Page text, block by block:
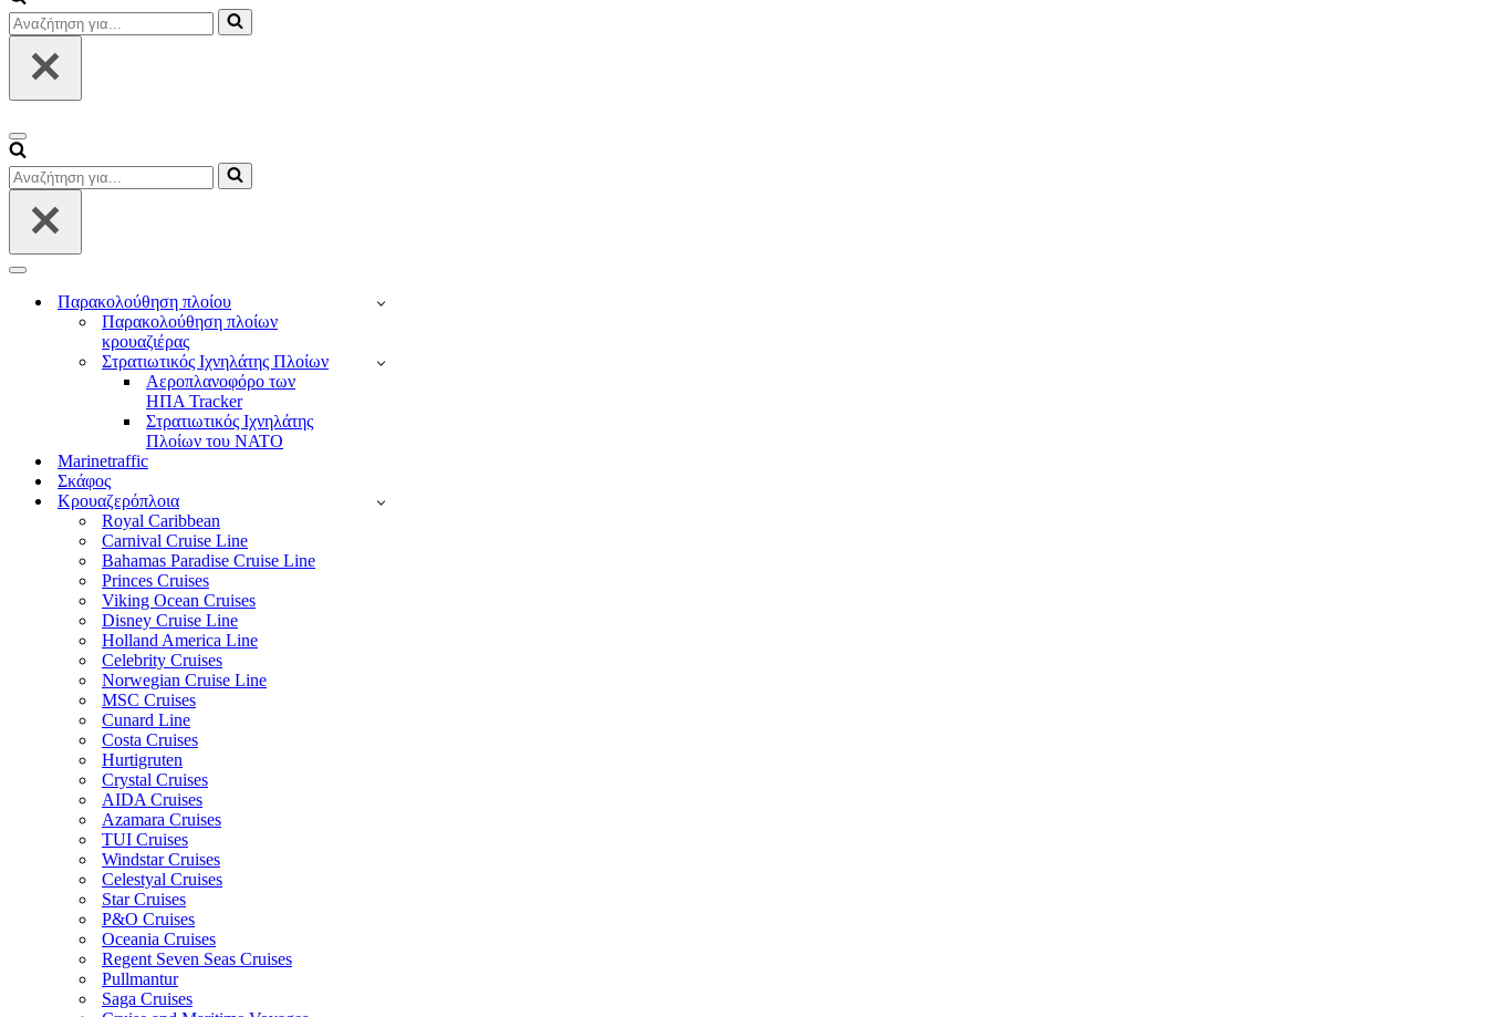
Αναζήτηση
για...
Μενού
πλοήγησης
Αναζήτηση
για...
Μενού
πλοήγησηςΠαρακολούθηση πλοίου
Παρακολούθηση πλοίων
κρουαζιέρας
Στρατιωτικός Ιχνηλάτης Πλοίων
Αεροπλανοφόρο των
ΗΠΑ Tracker
Στρατιωτικός Ιχνηλάτης
Πλοίων του ΝΑΤΟ
Marinetraffic
Σκάφος
Κρουαζερόπλοια
Royal Caribbean
Carnival Cruise Line
Bahamas Paradise Cruise Line
Princes Cruises
Viking Ocean Cruises
Disney Cruise Line
Holland America Line
Celebrity Cruises
Norwegian Cruise Line
MSC Cruises
Cunard Line
Costa Cruises
Hurtigruten
Crystal Cruises
AIDA Cruises
Azamara Cruises
TUI Cruises
Windstar Cruises
Celestyal Cruises
Star Cruises
P&O Cruises
Oceania Cruises
Regent Seven Seas Cruises
Pullmantur
Saga Cruises